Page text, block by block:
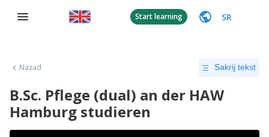
Start learning SR
Nazad Sakrij tekst
B.Sc. Pflege (dual) an der HAW
Hamburg studieren